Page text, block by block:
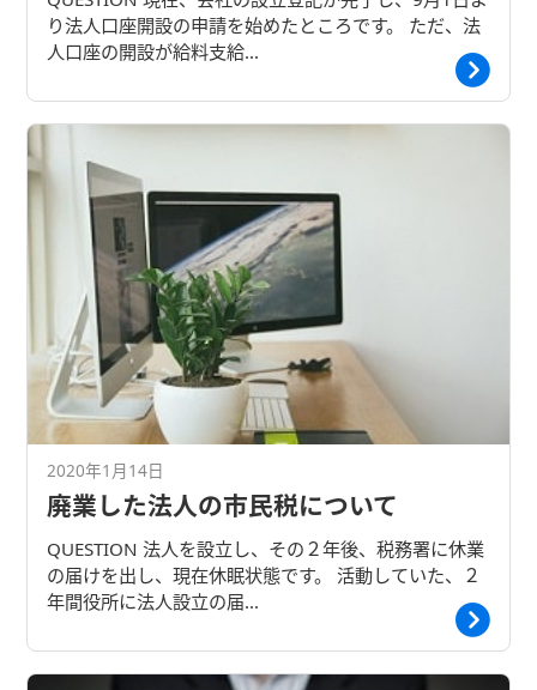
り法人口座開設の申請を始めたところです。 ただ、法
人口座の開設が給料支給…
2020年1月14日
廃業した法人の市民税について
QUESTION 法人を設立し、その２年後、税務署に休業
の届けを出し、現在休眠状態です。 活動していた、２
年間役所に法人設立の届…